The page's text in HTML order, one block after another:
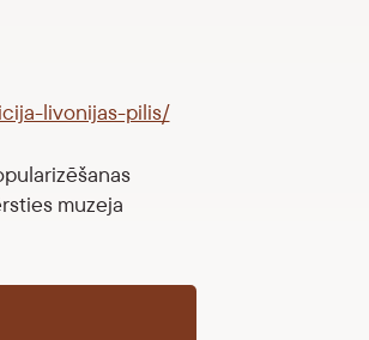
livonijas-pilis/
muzeja